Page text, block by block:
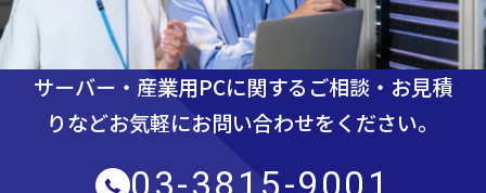
サーバー・産業用PCに関するご相談・お見積
りなどお気軽にお問い合わせをください。